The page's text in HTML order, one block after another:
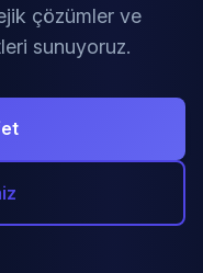
çözümler ve
sunuyoruz.